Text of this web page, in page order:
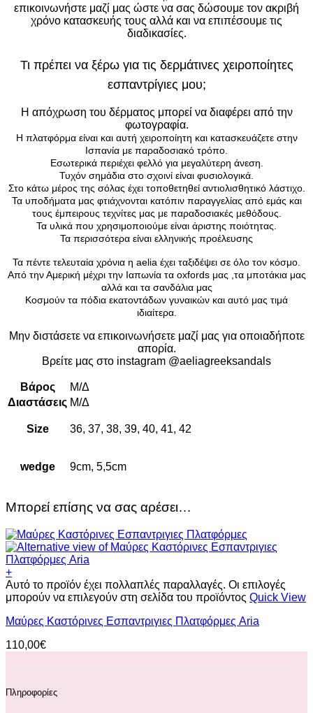
επικοινωνήστε μαζί μας ώστε να σας δώσουμε τον ακριβή
χρόνο κατασκευής τους αλλά και να επιπέσουμε τις
διαδικασίες.
Τι πρέπει να ξέρω για τις δερμάτινες χειροποίητες
εσπαντρίγιες μου;
Η απόχρωση του δέρματος μπορεί να διαφέρει από την
φωτογραφία.
Η πλατφόρμα είναι και αυτή χειροποίητη και κατασκευάζετε στην
Ισπανία με παραδοσιακό τρόπο.
Εσωτερικά περιέχει φελλό για μεγαλύτερη άνεση.
Τυχόν σημάδια στο σχοινί είναι φυσιολογικά.
Στο κάτω μέρος της σόλας έχει τοποθετηθεί αντιολισθητικό λάστιχο.
Τα υποδήματα μας φτιάχνονται κατόπιν παραγγελίας από εμάς και
τους έμπειρους τεχνίτες μας με παραδοσιακές μεθόδους.
Τα υλικά που χρησιμοποιούμε είναι άριστης ποιότητας.
Τα περισσότερα είναι ελληνικής προέλευσης
Τα πέντε τελευταία χρόνια η aelia έχει ταξιδέψει σε όλο τον κόσμο.
Από την Αμερική μέχρι την Ιαπωνία τα oxfords μας ,τα μποτάκια μας
αλλά και τα σανδάλια μας
Kοσμούν τα πόδια εκατοντάδων γυναικών και αυτό μας τιμά
ιδιαίτερα.
Μην διστάσετε να επικοινωνήσετε μαζί μας για οποιαδήποτε
απορία.
Βρείτε μας στο instagram @aeliagreeksandals
Βάρος
Μ/Δ
Διαστάσεις Μ/Δ
Size 36, 37, 38, 39, 40, 41, 42
wedge 9cm, 5,5cm
Μπορεί επίσης να σας αρέσει…
+
Αυτό το προϊόν έχει πολλαπλές παραλλαγές. Οι επιλογές
μπορούν να επιλεγούν στη σελίδα του προϊόντος Quick View
Μαύρες Καστόρινες Εσπαντριγιες Πλατφόρμες Aria
110,00€
Πληροφορίες